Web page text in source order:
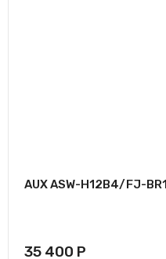
AUX ASW-H12B4/FJ-BR1
35 400 Р